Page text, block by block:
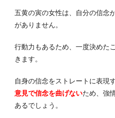
五黄の寅の女性は、自分の信念
がありません。
行動力もあるため、一度決めた
きます。
自身の信念をストレートに表現
意見で信念を曲げないため、強
あるでしょう。